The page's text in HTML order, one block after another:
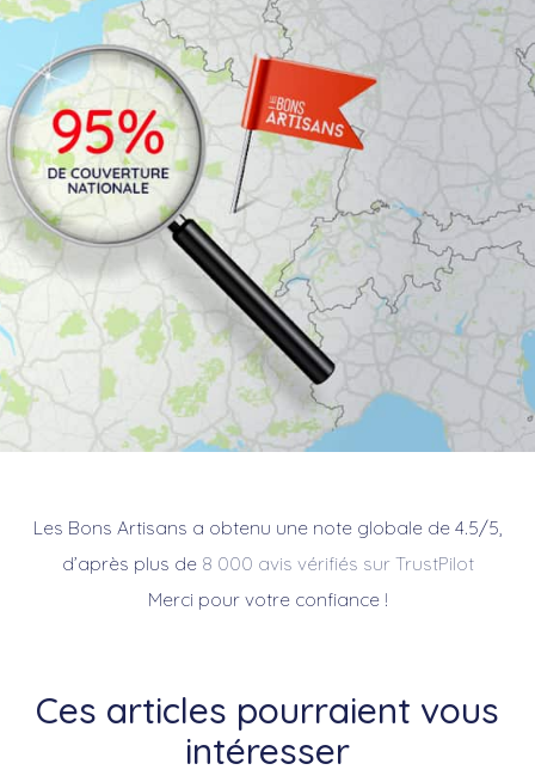
Les Bons Artisans a obtenu une note globale de 4.5/5,
d’après plus de 8 000 avis vérifiés sur TrustPilot
Merci pour votre confiance !
Ces articles pourraient vous
intéresser